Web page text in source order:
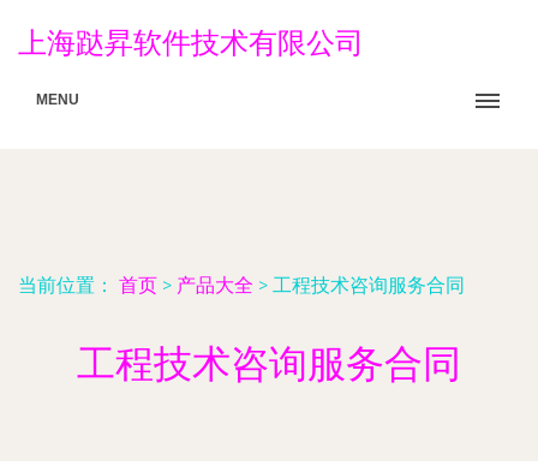
上海跶昇软件技术有限公司
MENU
当前位置： 首页 > 产品大全 > 工程技术咨询服务合同
工程技术咨询服务合同